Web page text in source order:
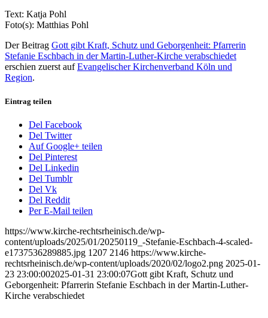
Text: Katja Pohl
Foto(s): Matthias Pohl
Der Beitrag Gott gibt Kraft, Schutz und Geborgenheit: Pfarrerin
Stefanie Eschbach in der Martin-Luther-Kirche verabschiedet
erschien zuerst aufEvangelischer Kirchenverband Köln und
Region.
Eintrag teilen
Del Facebook
Del Twitter
Auf Google+ teilen
Del Pinterest
Del Linkedin
Del Tumblr
Del Vk
Del Reddit
Per E-Mail teilen
https://www.kirche-rechtsrheinisch.de/wp-
content/uploads/2025/01/20250119_-Stefanie-Eschbach-4-scaled-
e1737536289885.jpg 1207 2146 https://www.kirche-
rechtsrheinisch.de/wp-content/uploads/2020/02/logo2.png 2025-01-
23 23:00:002025-01-31 23:00:07Gott gibt Kraft, Schutz und
Geborgenheit: Pfarrerin Stefanie Eschbach in der Martin-Luther-
Kirche verabschiedet